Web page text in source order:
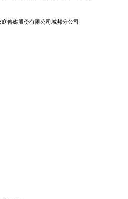
傳媒股份有限公司城邦分公司